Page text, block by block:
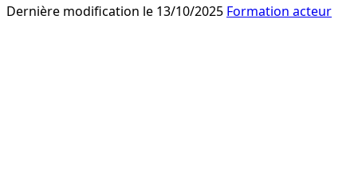
Dernière modification le 13/10/2025 Formation acteur